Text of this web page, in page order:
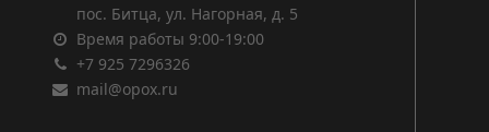
пос. Битца, ул. Нагорная, д. 5
Время работы 9:00-19:00
+7 925 7296326
mail@opox.ru